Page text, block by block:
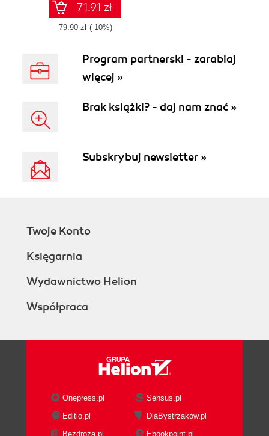
71.91 zł
79.90 zł (-10%)
Program partnerski - zarabiaj
więcej »
Brak książki? - daj nam znać »
Subskrybuj newsletter »
Twoje Konto
Księgarnia
Wydawnictwo Helion
Współpraca
Onepress.pl
Sensus.pl
Editio.pl
DlaBystrzakow.pl
Bezdroza.pl
Ebookpoint.pl